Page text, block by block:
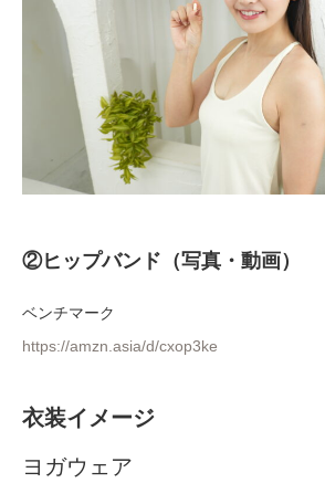
②ヒップバンド（写真・動画）
ベンチマーク
https://amzn.asia/d/cxop3ke
衣装イメージ
ヨガウェア